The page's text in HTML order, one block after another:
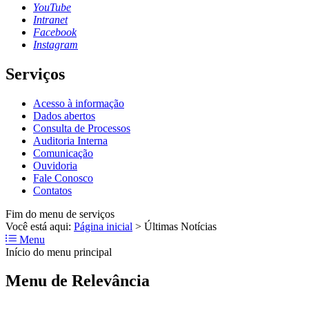
YouTube
Intranet
Facebook
Instagram
Serviços
Acesso à informação
Dados abertos
Consulta de Processos
Auditoria Interna
Comunicação
Ouvidoria
Fale Conosco
Contatos
Fim do menu de serviços
Você está aqui: Página inicial > Últimas Notícias
Menu
Início do menu principal
Menu de Relevância